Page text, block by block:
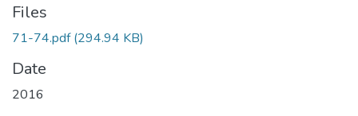
Files
71-74.pdf(294.94 KB)
Date
2016